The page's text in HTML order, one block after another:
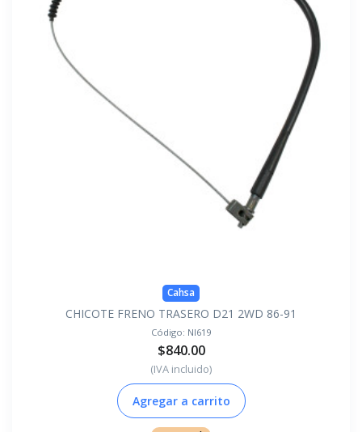
Cahsa
CHICOTE FRENO TRASERO D21 2WD 86-91
Código: NI619
$840.00
(IVA incluido)
Agregar a carrito